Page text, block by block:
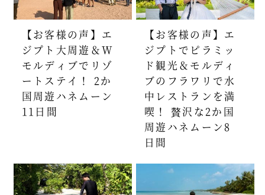
【お客様の声】エ
ジプト大周遊＆W
モルディブでリゾ
ートステイ！ 2か
国周遊ハネムーン
11日間
【お客様の声】エ
ジプトでピラミッ
ド観光＆モルディ
ブのフラワリで水
中レストランを満
喫！ 贅沢な2か国
周遊ハネムーン8
日間